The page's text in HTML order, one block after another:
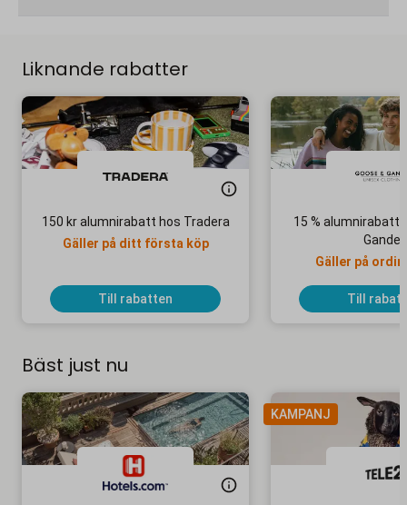
Liknande rabatter
150 kr alumnirabatt hos Tradera
Gäller på ditt första köp
Till rabatten
15 % alumnirabatt
Gander
Gäller på
Till
Bäst just nu
KAMPANJ